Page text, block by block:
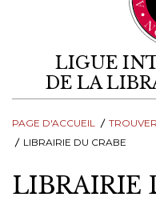
LIGUE
DE LA
PAGE D'ACCUEIL
LIBRAIRIE DU CRABE
LIBRAIRIE